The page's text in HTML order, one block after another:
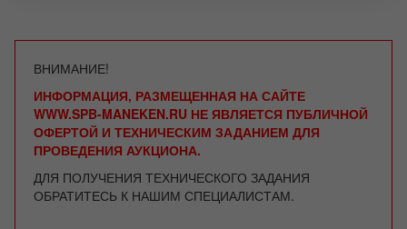
ВНИМАНИЕ!
ИНФОРМАЦИЯ, РАЗМЕЩЕННАЯ НА САЙТЕ
WWW.SPB-MANEKEN.RU НЕ ЯВЛЯЕТСЯ ПУБЛИЧНОЙ
ОФЕРТОЙ И ТЕХНИЧЕСКИМ ЗАДАНИЕМ ДЛЯ
ПРОВЕДЕНИЯ АУКЦИОНА.
ДЛЯ ПОЛУЧЕНИЯ ТЕХНИЧЕСКОГО ЗАДАНИЯ
ОБРАТИТЕСЬ К НАШИМ СПЕЦИАЛИСТАМ.